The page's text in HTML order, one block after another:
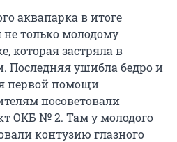
аквапарка в итоге
только молодому
которая застряла в
Последняя ушибла бедро и
первой помощи
посоветовали
ОКБ № 2. Там у молодого
контузию глазного